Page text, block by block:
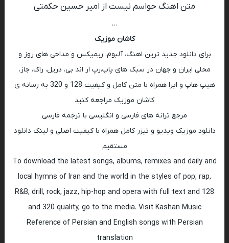
متن اهنگ حواسم نیست از امیر حسین حکمتی
…
کاشان موزیک
برای دانلود جدید ترین اهنگ، آلبوم، ریمیکس و مداحی های روز و
محلی ایران و جهان در سبک های پاپ،رپ ار اند بی، دریل، راک، جاز،
هیپ هاپ و اپرا همراه با متن کامل و کیفیت 128 و 320 به رسانه ی
کاشان موزیک مراجعه کنید
مرجع ترانه های فارسی و انگلیسی با ترجمه فارسی
دانلود موزیک ویدیو و تیزر کامل همراه با کیفیت اصلی و لینک دانلود
مستقیم
To download the latest songs, albums, remixes and daily and
local hymns of Iran and the world in the styles of pop, rap,
R&B, drill, rock, jazz, hip-hop and opera with full text and 128
and 320 quality, go to the media. Visit Kashan Music
Reference of Persian and English songs with Persian
translation